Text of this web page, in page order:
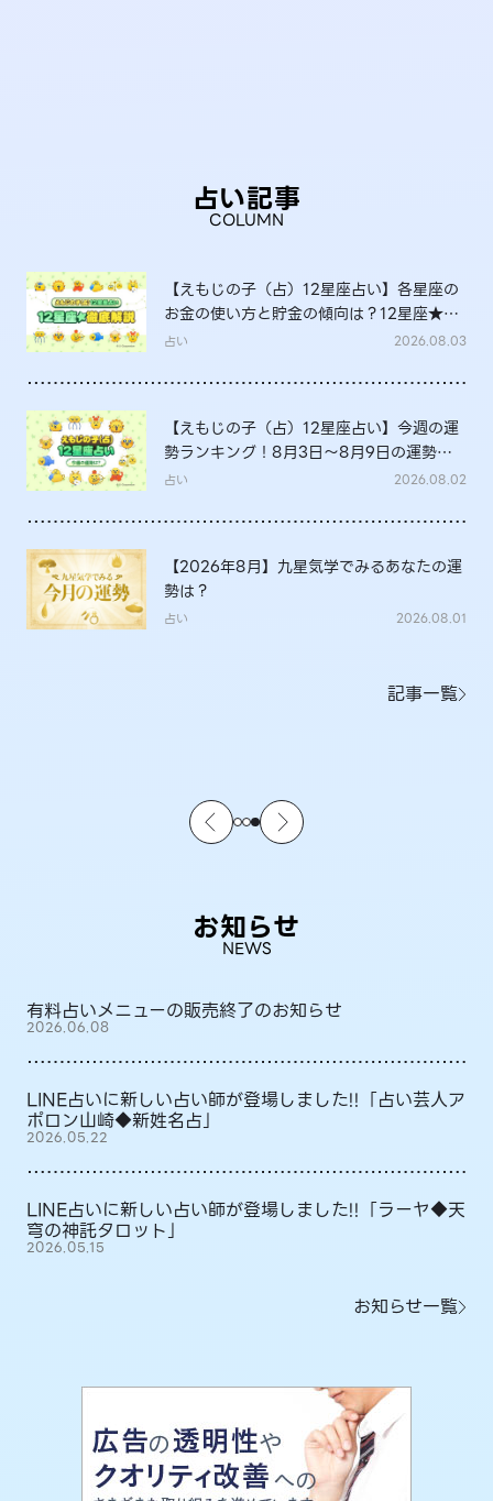
占い記事
COLUMN
【えもじの子（占）12星座占い】各星座の
お金の使い方と貯金の傾向は？12星座★徹
底解説
占い 2026.08.03
【えもじの子（占）12星座占い】今週の運
勢ランキング！8月3日～8月9日の運勢
は？
占い 2026.08.02
【2026年8月】九星気学でみるあなたの運
勢は？
占い 2026.08.01
記事一覧
お知らせ
NEWS
有料占いメニューの販売終了のお知らせ
2026.06.08
LINE占いに新しい占い師が登場しました!!「占い芸人ア
ポロン山崎◆新姓名占」
2026.05.22
LINE占いに新しい占い師が登場しました!!「ラーヤ◆天
穹の神託タロット」
2026.05.15
お知らせ一覧